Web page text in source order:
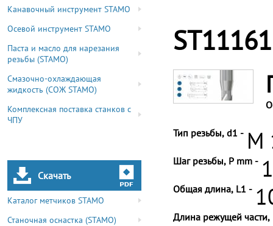
Канавочный инструмент STAMO
Осевой инструмент STAMO
Паста и масло для нарезания
резьбы (STAMO)
Смазочно-охлаждающая
жидкость (СОЖ STAMO)
Комплексная поставка станков с
ЧПУ
Скачать
Каталог метчиков STAMO
Станочная оснастка (STAMO)
Тип резьбы, d1 - M
Шаг резьбы, P mm -
Общая длина, L1 -
Длина режущей части,